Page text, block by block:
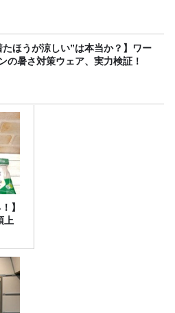
たほうが涼しい”は本当か？】ワー
の暑さ対策ウェア、実力検証！
】
上